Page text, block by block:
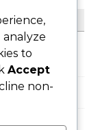
to
Accept
non-